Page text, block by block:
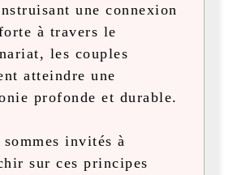
une connexion
à travers le
les couples
atteindre une
profonde et durable.
sommes invités à
sur ces principes